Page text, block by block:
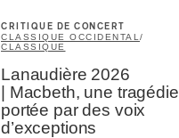
CRITIQUE DE CONCERT
CLASSIQUE OCCIDENTAL /
CLASSIQUE
Lanaudière 2026
| Macbeth, une tragédie
portée par des voix
d’exceptions